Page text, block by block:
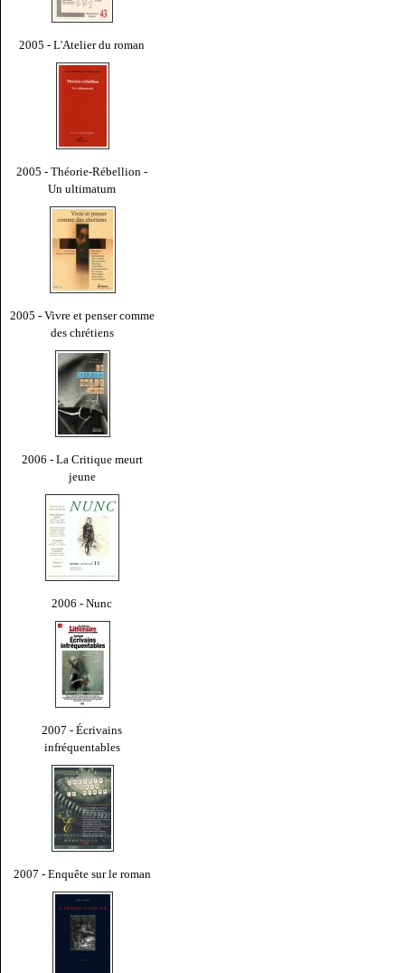
2005 - L'Atelier du roman
2005 - Théorie-Rébellion -
Un ultimatum
2005 - Vivre et penser comme
des chrétiens
2006 - La Critique meurt
jeune
2006 - Nunc
2007 - Écrivains
infréquentables
2007 - Enquête sur le roman